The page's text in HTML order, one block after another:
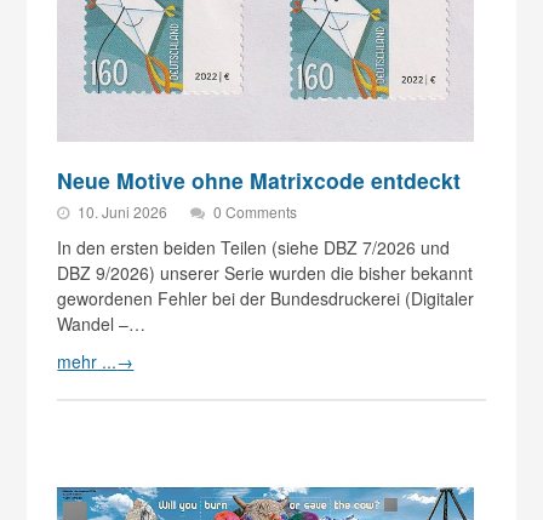
Neue Motive ohne Matrixcode entdeckt
10. Juni 2026 0 Comments
In den ersten beiden Teilen (siehe DBZ 7/2026 und
DBZ 9/2026) unserer Serie wurden die bisher bekannt
gewordenen Fehler bei der Bundesdruckerei (Digitaler
Wandel –…
mehr ...→